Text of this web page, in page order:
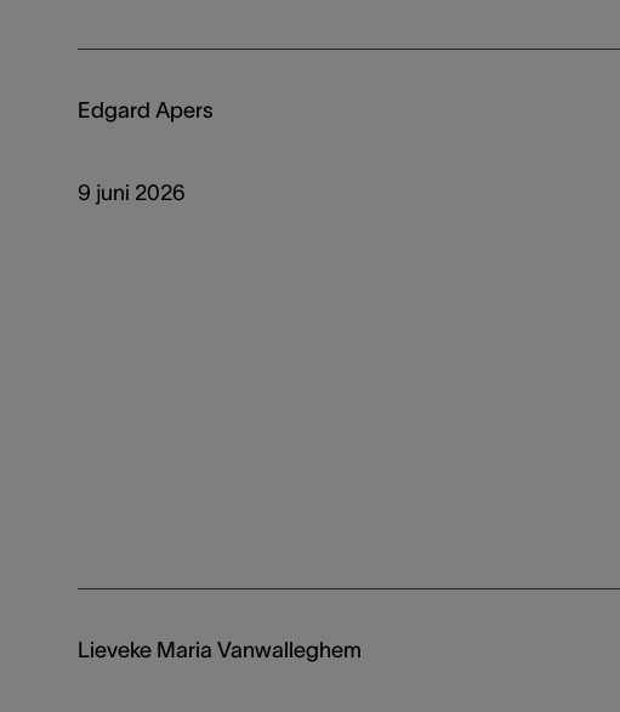
Edgard Apers
9 juni 2026
Lieveke Maria Vanwalleghem